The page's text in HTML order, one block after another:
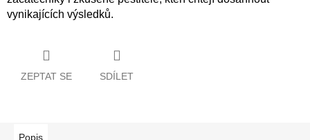
vynikajících výsledků.
ZEPTAT SE SDÍLET
Popis